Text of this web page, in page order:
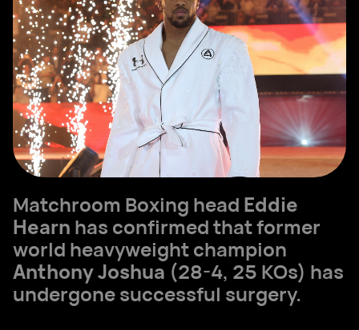
Matchroom Boxing head Eddie
Hearn has confirmed that former
world heavyweight champion
Anthony Joshua (28-4, 25 KOs) has
undergone successful surgery.